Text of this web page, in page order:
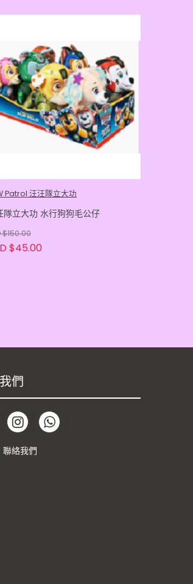
Patrol 汪汪隊立大功
隊立大功 水行狗狗毛公仔
$150.00
$45.00
們
聯絡我們